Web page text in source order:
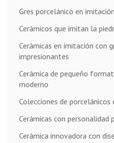
Gres porcelánico en
Cerámicos que imitan la
Cerámicas en imitación con
impresionantes
Cerámica de pequeño
moderno
Colecciones de
Cerámicas con personalidad
Cerámica innovadora con